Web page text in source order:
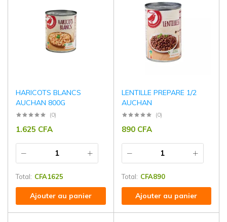
HARICOTS BLANCS
AUCHAN 800G
(0)
1.625 CFA
Total: CFA1625
Ajouter au panier
LENTILLE PREPARE 1/2
AUCHAN
(0)
890 CFA
Total: CFA890
Ajouter au panier